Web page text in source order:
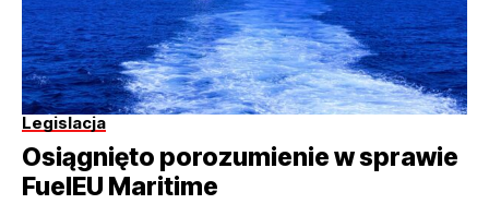
Legislacja
Osiągnięto porozumienie w sprawie
FuelEU Maritime